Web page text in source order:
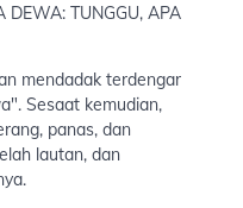
DEWA: TUNGGU, APA
mendadak terdengar
Sesaat kemudian,
panas, dan
lautan, dan